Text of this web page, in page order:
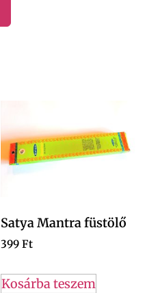
Satya Mantra füstölő
399 Ft
Kosárba teszem